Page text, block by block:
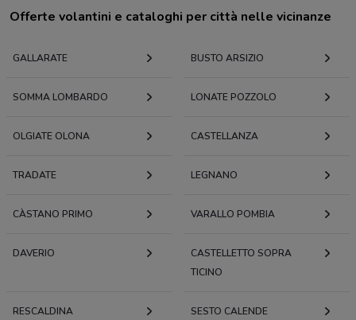
Offerte volantini e cataloghi per città nelle vicinanze
GALLARATE BUSTO ARSIZIO
SOMMA LOMBARDO LONATE POZZOLO
OLGIATE OLONA CASTELLANZA
TRADATE LEGNANO
CÀSTANO PRIMO VARALLO POMBIA
DAVERIO
CASTELLETTO SOPRA
TICINO
RESCALDINA SESTO CALENDE